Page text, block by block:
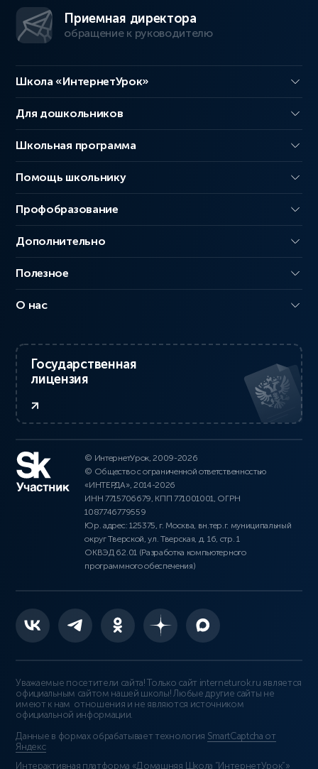
Приемная директора
обращение к руководителю
Школа «ИнтернетУрок»
Для дошкольников
Школьная программа
Помощь школьнику
Профобразование
Дополнительно
Полезное
О нас
Государственная
лицензия
© ИнтернетУрок, 2009-2026
© Общество с ограниченной ответственностью
«ИНТЕРДА», 2014-2026
ИНН 7715706679, КПП 771001001, ОГРН
1087746779559
Юр. адрес: 125375, г. Москва, вн.тер.г. муниципальный
округ Тверской, ул. Тверская, д. 16, стр. 1
ОКВЭД 62.01 (Разработка компьютерного
программного обеспечения)
Уважаемые посетители сайта! Только сайт interneturok.ru является
официальным сайтом нашей школы! Любые другие сайты не
имеют к нам отношения и не являются источником
официальной информации.
Данные в формах обрабатывает технология SmartCaptcha от
Яндекс
Интерактивная платформа «Домашняя Школа “ИнтернетУрок”»